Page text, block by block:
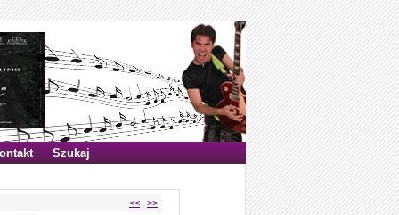
Szukaj
<< >>